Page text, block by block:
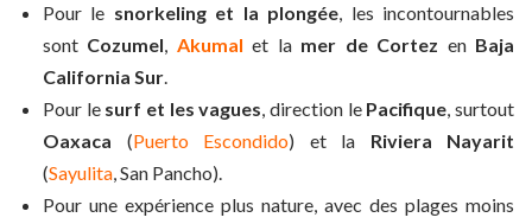
Pour le snorkeling et la plongée, les incontournables
sont Cozumel, Akumal et la mer de Cortez en Baja
California Sur.
Pour le surf et les vagues, direction le Pacifique, surtout
Oaxaca (Puerto Escondido) et la Riviera Nayarit
(Sayulita, San Pancho).
Pour une expérience plus nature, avec des plages moins